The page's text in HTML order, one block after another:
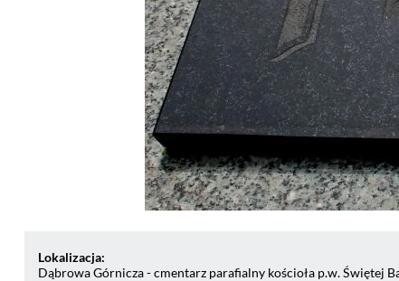
Lokalizacja:
Dąbrowa Górnicza - cmentarz parafialny kościoła p.w. Świętej